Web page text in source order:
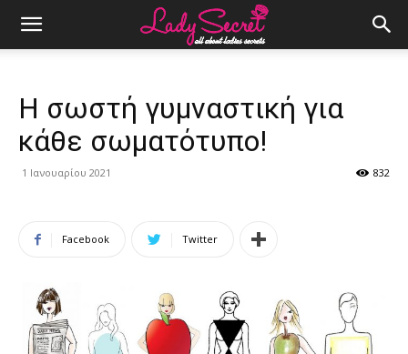
H σωστή γυμναστική για
κάθε σωματότυπο!
1 Ιανουαρίου 2021 832
Facebook Twitter